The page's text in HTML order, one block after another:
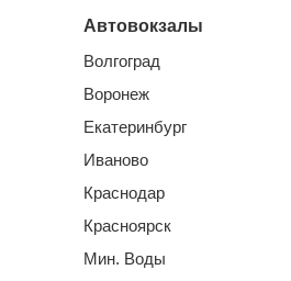
Автовокзалы
Волгоград
Воронеж
Екатеринбург
Иваново
Краснодар
Красноярск
Мин. Воды